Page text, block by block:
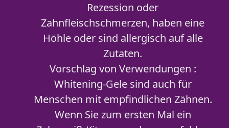
Rezession oder
Zahnfleischschmerzen, haben eine
Höhle oder sind allergisch auf alle
Zutaten.
Vorschlag von Verwendungen :
Whitening-Gele sind auch für
Menschen mit empfindlichen Zähnen.
Wenn Sie zum ersten Mal ein